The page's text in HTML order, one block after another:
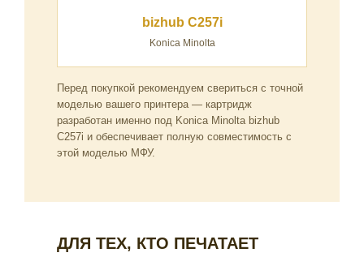
bizhub C257i
Konica Minolta
Перед покупкой рекомендуем свериться с точной
моделью вашего принтера — картридж
разработан именно под Konica Minolta bizhub
C257i и обеспечивает полную совместимость с
этой моделью МФУ.
ДЛЯ ТЕХ, КТО ПЕЧАТАЕТ